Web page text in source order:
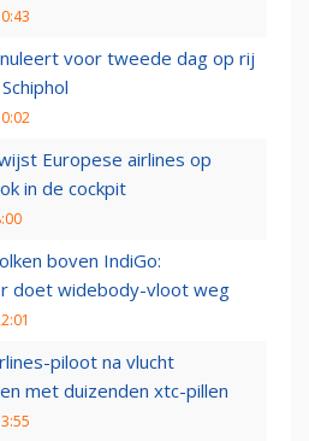
voor tweede dag op rij
Europese airlines op
in de cockpit
boven IndiGo:
doet widebody-vloot weg
piloot na vlucht
met duizenden xtc-pillen